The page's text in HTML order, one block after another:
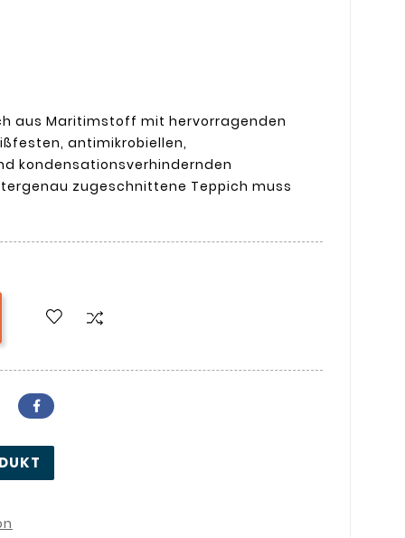
aus Maritimstoff mit hervorragenden
antimikrobiellen,
kondensationsverhindernden
zugeschnittene Teppich muss